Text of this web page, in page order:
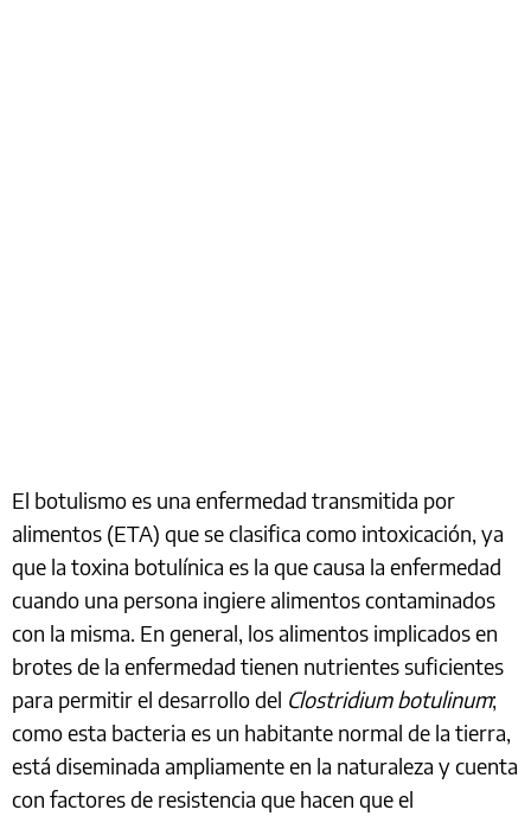
El botulismo es una enfermedad transmitida por
alimentos (ETA) que se clasifica como intoxicación, ya
que la toxina botulínica es la que causa la enfermedad
cuando una persona ingiere alimentos contaminados
con la misma. En general, los alimentos implicados en
brotes de la enfermedad tienen nutrientes suficientes
para permitir el desarrollo del Clostridium botulinum;
como esta bacteria es un habitante normal de la tierra,
está diseminada ampliamente en la naturaleza y cuenta
con factores de resistencia que hacen que el